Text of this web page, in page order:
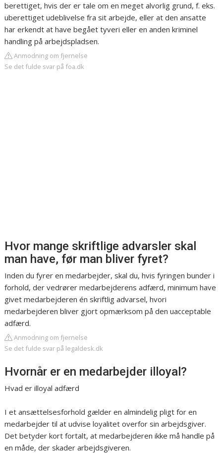
berettiget, hvis der er tale om en meget alvorlig grund, f. eks.
uberettiget udeblivelse fra sit arbejde, eller at den ansatte
har erkendt at have begået tyveri eller en anden kriminel
handling på arbejdspladsen.
Anmodning om fjernelse
Se det fulde svar på foa.dk
Hvor mange skriftlige advarsler skal
man have, før man bliver fyret?
Inden du fyrer en medarbejder, skal du, hvis fyringen bunder i
forhold, der vedrører medarbejderens adfærd, minimum have
givet medarbejderen én skriftlig advarsel, hvori
medarbejderen bliver gjort opmærksom på den uacceptable
adfærd.
Anmodning om fjernelse
Se det fulde svar på legaldesk.dk
Hvornår er en medarbejder illoyal?
Hvad er illoyal adfærd
I et ansættelsesforhold gælder en almindelig pligt for en
medarbejder til at udvise loyalitet overfor sin arbejdsgiver.
Det betyder kort fortalt, at medarbejderen ikke må handle på
en måde, der skader arbejdsgiveren.